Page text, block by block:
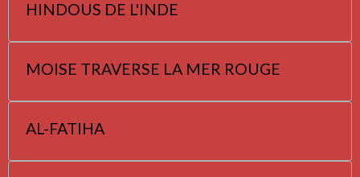
HINDOUS DE L'INDE
MOISE TRAVERSE LA MER ROUGE
AL-FATIHA